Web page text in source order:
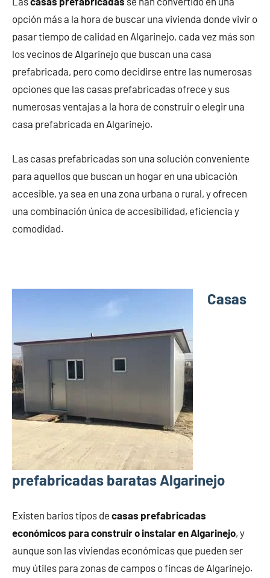
opción más a la hora de buscar una vivienda donde vivir o
pasar tiempo de calidad en Algarinejo, cada vez más son
los vecinos de Algarinejo que buscan una casa
prefabricada, pero como decidirse entre las numerosas
opciones que las casas prefabricadas ofrece y sus
numerosas ventajas a la hora de construir o elegir una
casa prefabricada en Algarinejo.
Las casas prefabricadas son una solución conveniente
para aquellos que buscan un hogar en una ubicación
accesible, ya sea en una zona urbana o rural, y ofrecen
una combinación única de accesibilidad, eficiencia y
comodidad.
Casas
prefabricadas baratas Algarinejo
Existen barios tipos de casas prefabricadas
económicos para construir o instalar en Algarinejo, y
aunque son las viviendas económicas que pueden ser
muy útiles para zonas de campos o fincas de Algarinejo.